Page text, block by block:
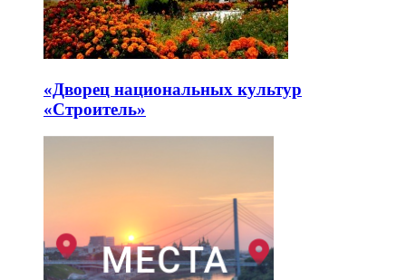
«Дворец национальных культур
«Строитель»